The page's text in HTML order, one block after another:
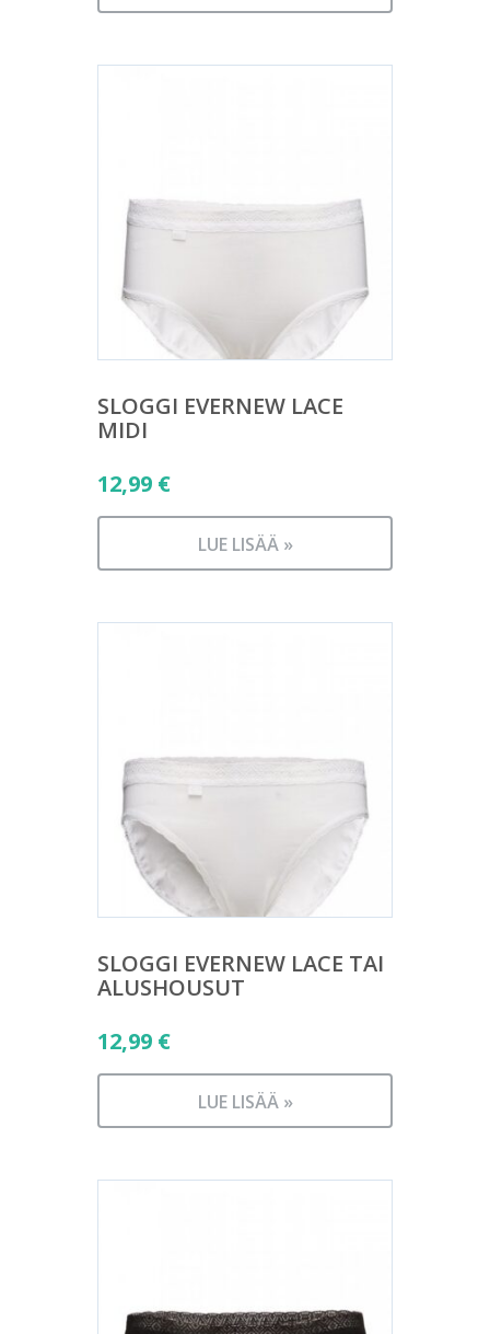
SLOGGI EVERNEW LACE
MIDI
12,99 €
LUE LISÄÄ »
SLOGGI EVERNEW LACE TAI
ALUSHOUSUT
12,99 €
LUE LISÄÄ »